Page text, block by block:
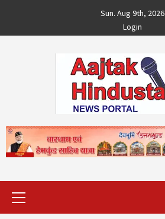
content
Sun. Aug 9th, 2026
Login